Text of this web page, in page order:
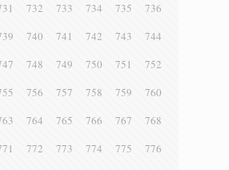
732 733 734 735
736
740 741 742 743
744
748 749 750 751
752
756 757 758 759
760
764 765 766 767
768
772 773 774 775
776